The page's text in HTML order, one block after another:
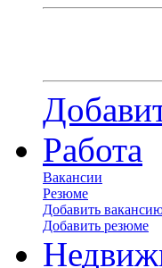
Работа
Вакансии
Резюме
Добавить
Добавить резюме